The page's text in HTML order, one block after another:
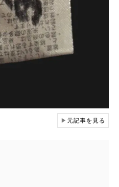
▶元記事を見る